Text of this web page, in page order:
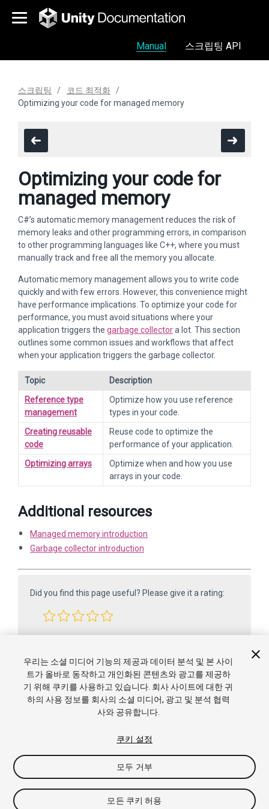
Manual 스크립팅 API
스크립팅
코드 최적화
Optimizing your code for managed memory
Optimizing your code for
managed memory
C#’s automatic memory management reduces the risk of
memory leaks and other programming errors, in comparison
to other programming languages like C++, where you must
manually track and free all the memory you allocate.
Automatic memory management allows you to write code
quickly and with few errors. However, this convenience might
have performance implications. To optimize your code for
performance, you must avoid situations where your
application triggers the garbage collectora lot. This section
outlines some common issues and workflows that affect
when your application triggers the garbage collector.
Topic
Description
Reference type
management
Optimize how you use reference
types in your code.
Creating reusable
code
Reuse code to optimize the
performance of your application.
Optimizing arrays
Optimize when and how you use
arrays in your code.
Additional resources
Managed memory introduction
Garbage collector introduction
Did you find this page useful? Please give it a rating:
Copyright ©2005-2025 Unity Technologies. All rights reserved. Built
from 6000.0.65f1 (f34bf41fecc5). Built on: 2025-12-15.
법적 고지 사항
우리는 소셜 미디어 기능의 제공과 데이터 분석 및 본 사이
트가 올바로 동작하고 개인화된 콘텐츠와 광고를 제공하
기 위해 쿠키를 사용하고 있습니다. 회사 사이트에 대한 귀
하의 사용 정보를 회사의 소셜 미디어, 광고 및 분석 협력
사와 공유합니다.
쿠키 설정
모두 거부
모든 쿠키 허용